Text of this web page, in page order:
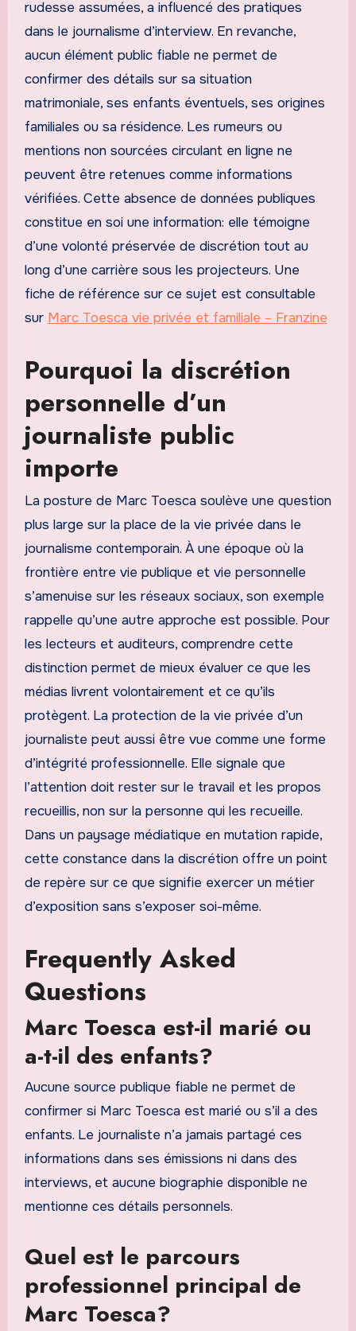
rudesse assumées, a influencé des pratiques
dans le journalisme d’interview. En revanche,
aucun élément public fiable ne permet de
confirmer des détails sur sa situation
matrimoniale, ses enfants éventuels, ses origines
familiales ou sa résidence. Les rumeurs ou
mentions non sourcées circulant en ligne ne
peuvent être retenues comme informations
vérifiées. Cette absence de données publiques
constitue en soi une information: elle témoigne
d’une volonté préservée de discrétion tout au
long d’une carrière sous les projecteurs. Une
fiche de référence sur ce sujet est consultable
sur Marc Toesca vie privée et familiale – Franzine
Pourquoi la discrétion
personnelle d’un
journaliste public
importe
La posture de Marc Toesca soulève une question
plus large sur la place de la vie privée dans le
journalisme contemporain. À une époque où la
frontière entre vie publique et vie personnelle
s’amenuise sur les réseaux sociaux, son exemple
rappelle qu’une autre approche est possible. Pour
les lecteurs et auditeurs, comprendre cette
distinction permet de mieux évaluer ce que les
médias livrent volontairement et ce qu’ils
protègent. La protection de la vie privée d’un
journaliste peut aussi être vue comme une forme
d’intégrité professionnelle. Elle signale que
l’attention doit rester sur le travail et les propos
recueillis, non sur la personne qui les recueille.
Dans un paysage médiatique en mutation rapide,
cette constance dans la discrétion offre un point
de repère sur ce que signifie exercer un métier
d’exposition sans s’exposer soi-même.
Frequently Asked
Questions
Marc Toesca est-il marié ou
a-t-il des enfants?
Aucune source publique fiable ne permet de
confirmer si Marc Toesca est marié ou s’il a des
enfants. Le journaliste n’a jamais partagé ces
informations dans ses émissions ni dans des
interviews, et aucune biographie disponible ne
mentionne ces détails personnels.
Quel est le parcours
professionnel principal de
Marc Toesca?